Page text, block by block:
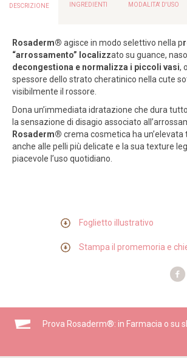
DESCRIZIONE INGREDIENTI MODALITA' D'USO
Rosaderm® agisce in modo selettivo nella p
“arrossamento” localizzato su guance,
decongestiona e normalizza i piccoli vasi,
spessore dello strato cheratinico nella cute
visibilmente il rossore.
Dona un’immediata idratazione che dura
la sensazione di disagio associato
Rosaderm® crema cosmetica ha
anche alle pelli più delicate e la sua texture
piacevole l’uso quotidiano.
Foglietto illustrativo
Stampa il promemoria e
Prova Rosaderm®: in Farmacia o su